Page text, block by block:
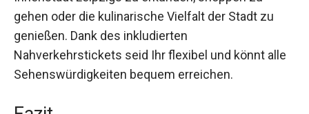
Tage in Leipzig verbringen könnt.
Nutze den Aufenthalt, um die historische
gehen oder die kulinarische Vielfalt der Stadt zu
genießen. Dank des inkludierten